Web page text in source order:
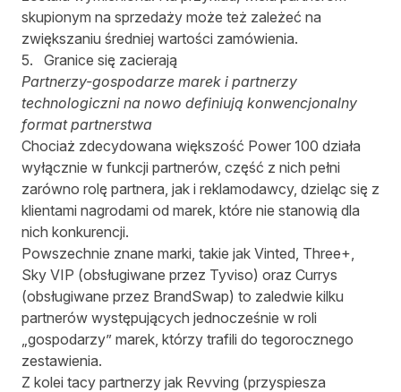
skupionym na sprzedaży może też zależeć na
zwiększaniu średniej wartości zamówienia.
5. Granice się zacierają
Partnerzy-gospodarze marek i partnerzy
technologiczni na nowo definiują konwencjonalny
format partnerstwa
Chociaż zdecydowana większość Power 100 działa
wyłącznie w funkcji partnerów, część z nich pełni
zarówno rolę partnera, jak i reklamodawcy, dzieląc się z
klientami nagrodami od marek, które nie stanowią dla
nich konkurencji.
Powszechnie znane marki, takie jak Vinted, Three+,
Sky VIP (obsługiwane przez Tyviso) oraz Currys
(obsługiwane przez BrandSwap) to zaledwie kilku
partnerów występujących jednocześnie w roli
„gospodarzy” marek, którzy trafili do tegorocznego
zestawienia.
Z kolei tacy partnerzy jak Revving (przyspiesza